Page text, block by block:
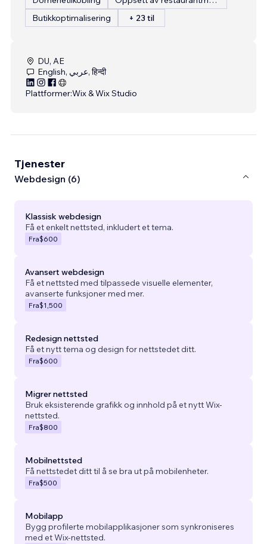
Butikkoptimalisering
+ 23 til
DU, AE
English, عربي, हिन्दी
Plattformer:Wix & Wix Studio
Tjenester
Webdesign (6)
Klassisk webdesign
Få et enkelt nettsted, inkludert et tema.
Fra$600
Avansert webdesign
Få et nettsted med tilpassede visuelle elementer,
avanserte funksjoner med mer.
Fra$1,500
Redesign nettsted
Få et nytt tema og design for nettstedet ditt.
Fra$600
Migrer nettsted
Bruk eksisterende grafikk og innhold på et nytt Wix-
nettsted.
Fra$800
Mobilnettsted
Få nettstedet ditt til å se bra ut på mobilenheter.
Fra$500
Mobilapp
Bygg profilerte mobilapplikasjoner som synkroniseres
med et Wix-nettsted.